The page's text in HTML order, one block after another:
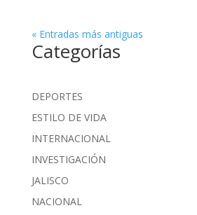
« Entradas más antiguas
Categorías
DEPORTES
ESTILO DE VIDA
INTERNACIONAL
INVESTIGACIÓN
JALISCO
NACIONAL